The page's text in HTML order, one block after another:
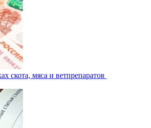
скота, мяса и ветпрепаратов